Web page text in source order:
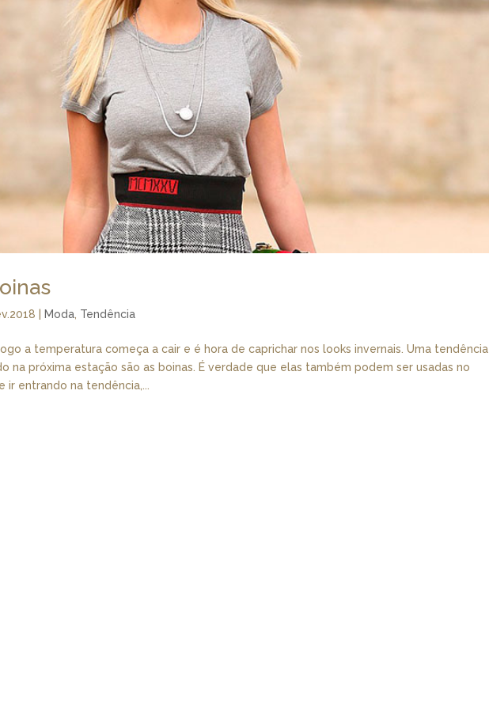
|Moda, Tendência
a temperatura começa a cair e é hora de caprichar nos looks invernais. Uma tendência
na próxima estação são as boinas. É verdade que elas também podem ser usadas no
ir entrando na tendência,...